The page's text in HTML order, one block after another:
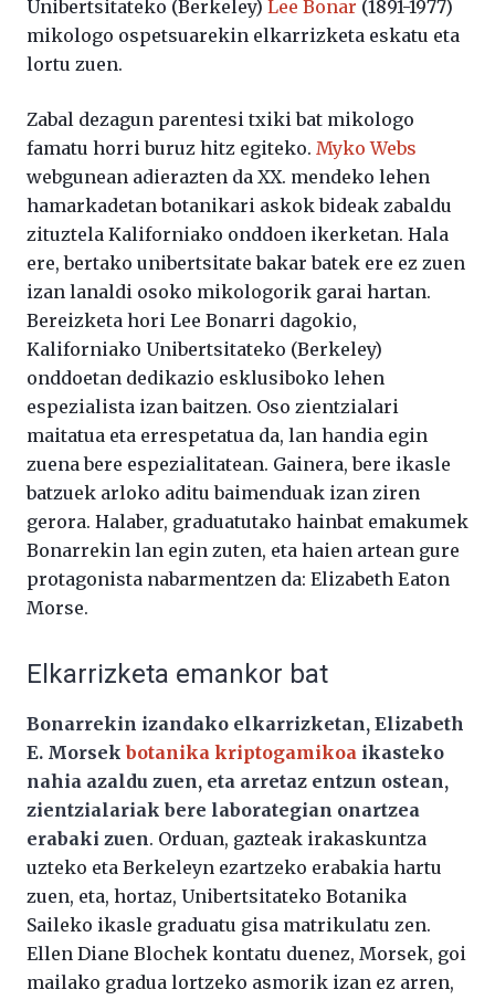
Unibertsitateko (Berkeley) Lee Bonar (1891-1977)
mikologo ospetsuarekin elkarrizketa eskatu eta
lortu zuen.
Zabal dezagun parentesi txiki bat mikologo
famatu horri buruz hitz egiteko. Myko Webs
webgunean adierazten da XX. mendeko lehen
hamarkadetan botanikari askok bideak zabaldu
zituztela Kaliforniako onddoen ikerketan. Hala
ere, bertako unibertsitate bakar batek ere ez zuen
izan lanaldi osoko mikologorik garai hartan.
Bereizketa hori Lee Bonarri dagokio,
Kaliforniako Unibertsitateko (Berkeley)
onddoetan dedikazio esklusiboko lehen
espezialista izan baitzen. Oso zientzialari
maitatua eta errespetatua da, lan handia egin
zuena bere espezialitatean. Gainera, bere ikasle
batzuek arloko aditu baimenduak izan ziren
gerora. Halaber, graduatutako hainbat emakumek
Bonarrekin lan egin zuten, eta haien artean gure
protagonista nabarmentzen da: Elizabeth Eaton
Morse.
Elkarrizketa emankor bat
Bonarrekin izandako elkarrizketan, Elizabeth
E. Morsekbotanika kriptogamikoa ikasteko
nahia azaldu zuen, eta arretaz entzun ostean,
zientzialariak bere laborategian onartzea
erabaki zuen. Orduan, gazteak irakaskuntza
uzteko eta Berkeleyn ezartzeko erabakia hartu
zuen, eta, hortaz, Unibertsitateko Botanika
Saileko ikasle graduatu gisa matrikulatu zen.
Ellen Diane Blochek kontatu duenez, Morsek, goi
mailako gradua lortzeko asmorik izan ez arren,